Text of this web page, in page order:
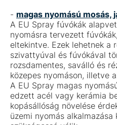
- magas nyomású mosás,
A EU Spray fúvókák
nyomásra tervezett
eltekintve. Ezek lehetnek a
szivattyúval és fúvókával
rozsdamentes, saválló és
közepes nyomáson, illetve
A EU Spray magas
edzett acél vagy kerámia
kopásállóság növelése
üzemi nyomás alkalmazása